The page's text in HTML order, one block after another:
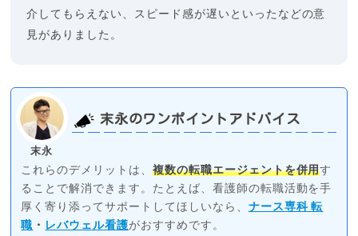
介してもらえない、スピード感が遅いといったなどの意
見がありました。
末永
末永のワンポイントアドバイス
これらのデメリットは、 複数の転職エージェントを併用す
ることで解消できます。たとえば、看護師の転職活動を手
厚く寄り添ってサポートしてほしいなら、 ナース専科 転
職 ・ レバウェル看護がおすすめです。